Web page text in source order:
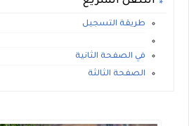
طريقة التسجيل
في الصفحة الثانية
الصفحة الثالثة